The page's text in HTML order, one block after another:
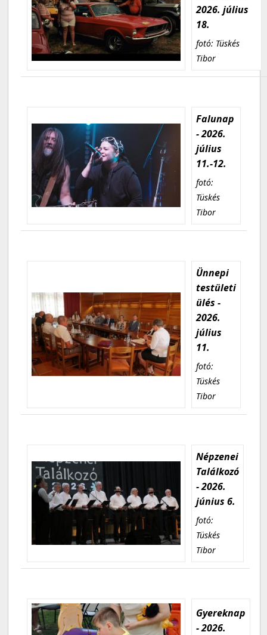
2026. július
18.
fotó: Tüskés
Tibor
Falunap
- 2026.
július
11.-12.
fotó:
Tüskés
Tibor
Ünnepi
testületi
ülés -
2026.
július
11.
fotó:
Tüskés
Tibor
Népzenei
Találkozó
- 2026.
június 6.
fotó:
Tüskés
Tibor
Gyereknap
- 2026.